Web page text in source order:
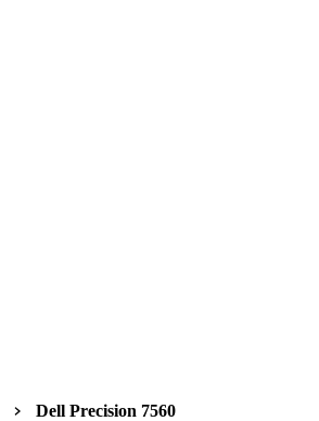
Dell Precision 7560